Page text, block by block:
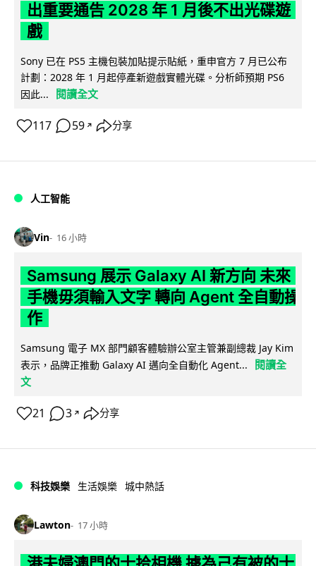
出重要通告 2028 年 1 月後不出光碟遊
戲
Sony 已在 PS5 主機包裝加貼提示貼紙，重申官方 7 月已公布
計劃：2028 年 1 月起停產新遊戲實體光碟。分析師預期 PS6
因此...
閱讀全文
117 59 ↗ 分享
人工智能
Vin 16 小時
Samsung 展示 Galaxy AI 新方向 未來
手機毋須輸入文字 轉向 Agent 全自動操
作
Samsung 電子 MX 部門顧客體驗辦公室主管兼副總裁 Jay Kim
表示，品牌正推動 Galaxy AI 邁向全自動化 Agent...
閱讀全
文
21 3 ↗ 分享
科技娛樂 生活娛樂 城中熱話
Lawton 17 小時